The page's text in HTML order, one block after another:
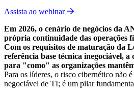
Assista ao webinar
Em 2026, o cenário de negócios da
própria continuidade das operações
Com os requisitos de maturação da
referência base técnica inegociável,
para "como" as organizações
Para os líderes, o risco cibernético não
negociável de TI; é um pilar